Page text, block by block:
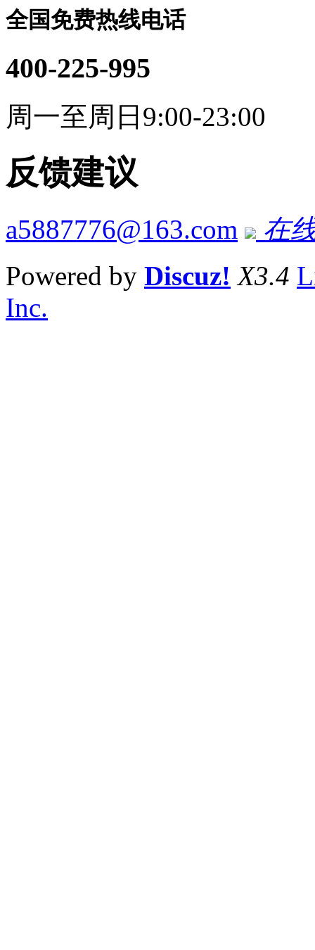
全国免费热线电话
400-225-995
周一至周日9:00-23:00
反馈建议
a5887776@163.com
在
Powered by Discuz! X3.4
Inc.